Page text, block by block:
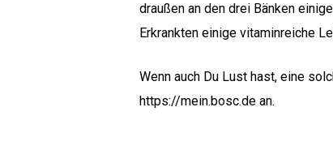
draußen an den drei Bänken
Erkrankten einige vitaminreiche
Wenn auch Du Lust hast, eine
https://mein.bosc.de an.